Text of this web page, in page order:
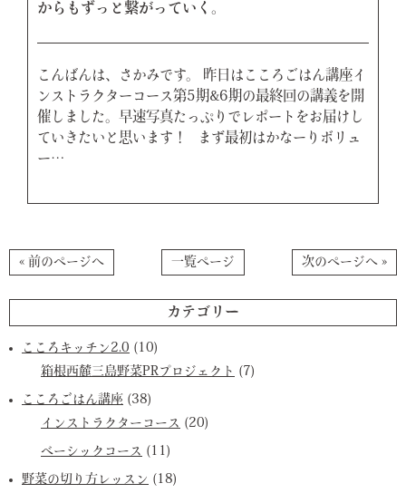
からもずっと繋がっていく。
こんばんは、さかみです。 昨日はこころごはん講座イ
ンストラクターコース第5期&6期の最終回の講義を開
催しました。早速写真たっぷりでレポートをお届けし
ていきたいと思います！ まず最初はかなーりボリュ
ー…
« 前のページへ 一覧ページ 次のページへ »
カテゴリー
こころキッチン2.0 (10)
箱根西麓三島野菜PRプロジェクト (7)
こころごはん講座 (38)
インストラクターコース (20)
ベーシックコース (11)
野菜の切り方レッスン (18)